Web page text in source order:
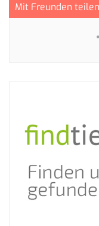
Mit Freunden teilen